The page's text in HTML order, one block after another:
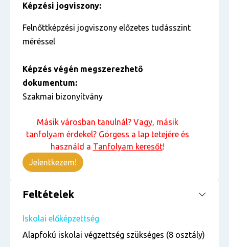
Képzési jogviszony:
Felnőttképzési jogviszony előzetes tudásszint
méréssel
Képzés végén megszerezhető
dokumentum:
Szakmai bizonyítvány
Másik városban tanulnál? Vagy, másik
tanfolyam érdekel? Görgess a lap tetejére és
használd a Tanfolyam keresőt!
Jelentkezem!
Feltételek
Iskolai előképzettség
Alapfokú iskolai végzettség szükséges (8 osztály)